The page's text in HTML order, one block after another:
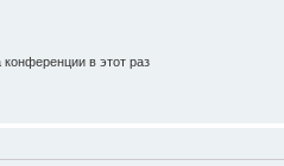
в этот раз